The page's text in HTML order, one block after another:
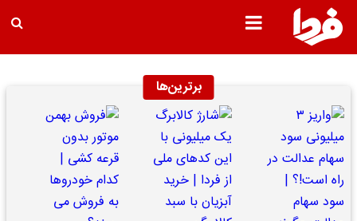
برترین‌ها